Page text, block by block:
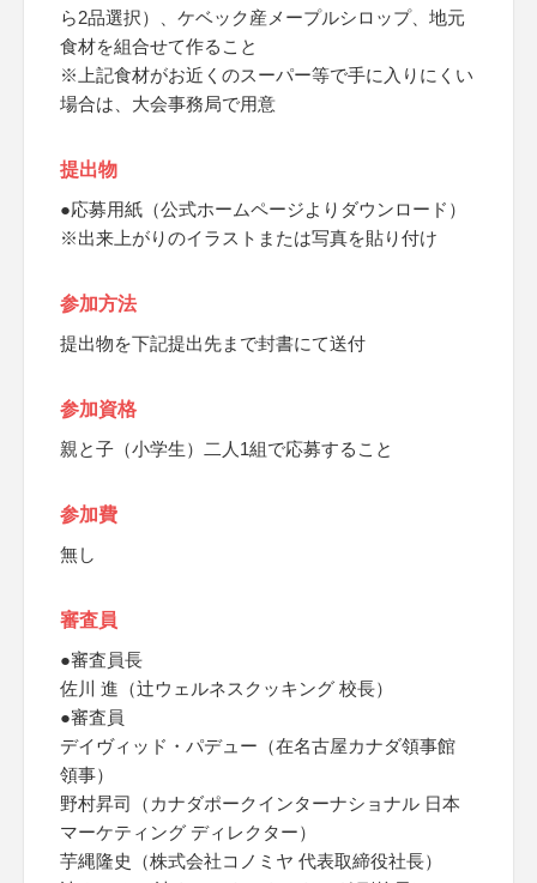
ら2品選択）、ケベック産メープルシロップ、地元
食材を組合せて作ること
※上記食材がお近くのスーパー等で手に入りにくい
場合は、大会事務局で用意
提出物
●応募用紙（公式ホームページよりダウンロード）
※出来上がりのイラストまたは写真を貼り付け
参加方法
提出物を下記提出先まで封書にて送付
参加資格
親と子（小学生）二人1組で応募すること
参加費
無し
審査員
●審査員長
佐川 進（辻ウェルネスクッキング 校長）
●審査員
デイヴィッド・パデュー（在名古屋カナダ領事館
領事）
野村昇司（カナダポークインターナショナル 日本
マーケティング ディレクター）
芋縄隆史（株式会社コノミヤ 代表取締役社長）